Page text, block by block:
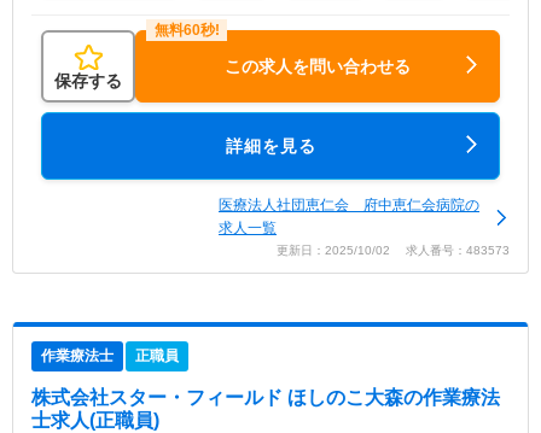
保存する
この求人を問い合わせる
詳細を見る
医療法人社団恵仁会 府中恵仁会病院の
求人一覧
更新日：2025/10/02 求人番号：483573
作業療法士 正職員
株式会社スター・フィールド ほしのこ大森の作業療法
士求人(正職員)